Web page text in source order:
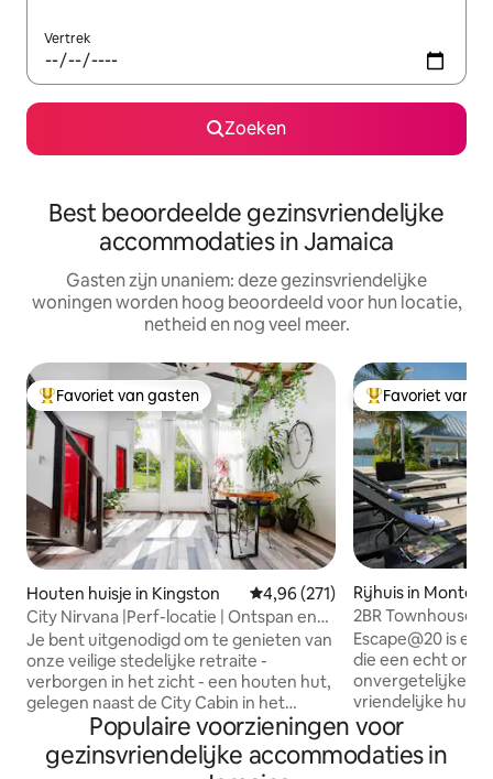
Vertrek
Zoeken
Best beoordeelde gezinsvriendelijke
accommodaties in Jamaica
Gasten zijn unaniem: deze gezinsvriendelijke
woningen worden hoog beoordeeld voor hun locatie,
netheid en nog veel meer.
Topfavoriet van gasten
Favoriet van gasten
Houten huisje in Kingston Gemiddelde beoordeling van
4,96 (271)
City Nirvana |Perf-locatie | Ontspan en
geniet
Je bent uitgenodigd om te genieten van
onze veilige stedelijke retraite -
verborgen in het zicht - een houten hut,
gelegen naast de City Cabin in het
bruisende Liguanea-gebied. Maak
opnieuw contact met de natuur, geniet
van een prachtig uitzicht op de bergen,
Topfavoriet van
Favoriet van
Rijhuis in
2BR Townhouse
fitnessruimte,
het strand
Escape@20 is
die een echt
onvergetelijke
vriendelijke
inbegrepen
hoeft alleen
kopen. De
Populaire voorzieningen voor
gezinsvriendelijke accommodaties in